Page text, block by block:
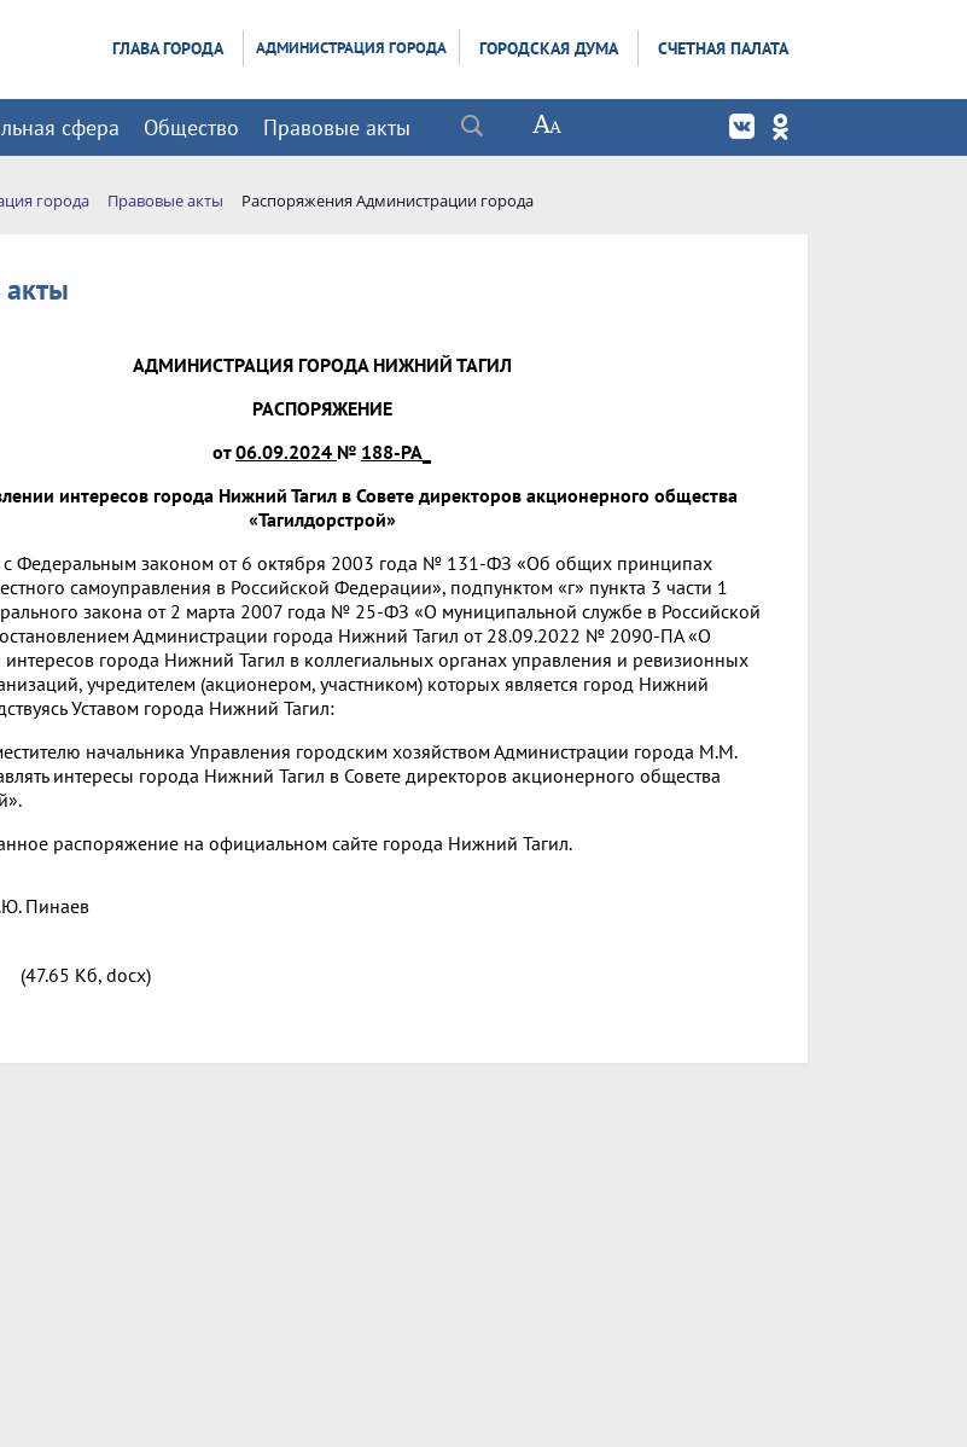
ГЛАВА ГОРОДА АДМИНИСТРАЦИЯ ГОРОДА ГОРОДСКАЯ ДУМА СЧЕТНАЯ ПАЛАТА
сфера Общество Правовые акты
города Правовые акты Распоряжения Администрации города
АДМИНИСТРАЦИЯ ГОРОДА НИЖНИЙ ТАГИЛ
РАСПОРЯЖЕНИЕ
от06.09.2024 № 188-РА_
интересов города Нижний Тагил в Совете директоров акционерного общества
«Тагилдорстрой»
с Федеральным законом от 6 октября 2003 года № 131-ФЗ «Об общих принципах
самоуправления в Российской Федерации», подпунктом «г» пункта 3 части 1
закона от 2 марта 2007 года № 25-ФЗ «О муниципальной службе в Российской
Администрации города Нижний Тагил от 28.09.2022 № 2090-ПА «О
интересов города Нижний Тагил в коллегиальных органах управления и ревизионных
учредителем (акционером, участником) которых является город Нижний
Уставом города Нижний Тагил:
начальника Управления городским хозяйством Администрации города М.М.
интересы города Нижний Тагил в Совете директоров акционерного общества
распоряжение на официальном сайте города Нижний Тагил.
Пинаев
(47.65 Кб, docx)